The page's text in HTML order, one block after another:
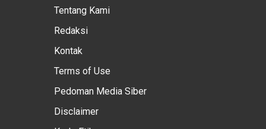
Tentang Kami
Redaksi
Kontak
Terms of Use
Pedoman Media Siber
Disclaimer